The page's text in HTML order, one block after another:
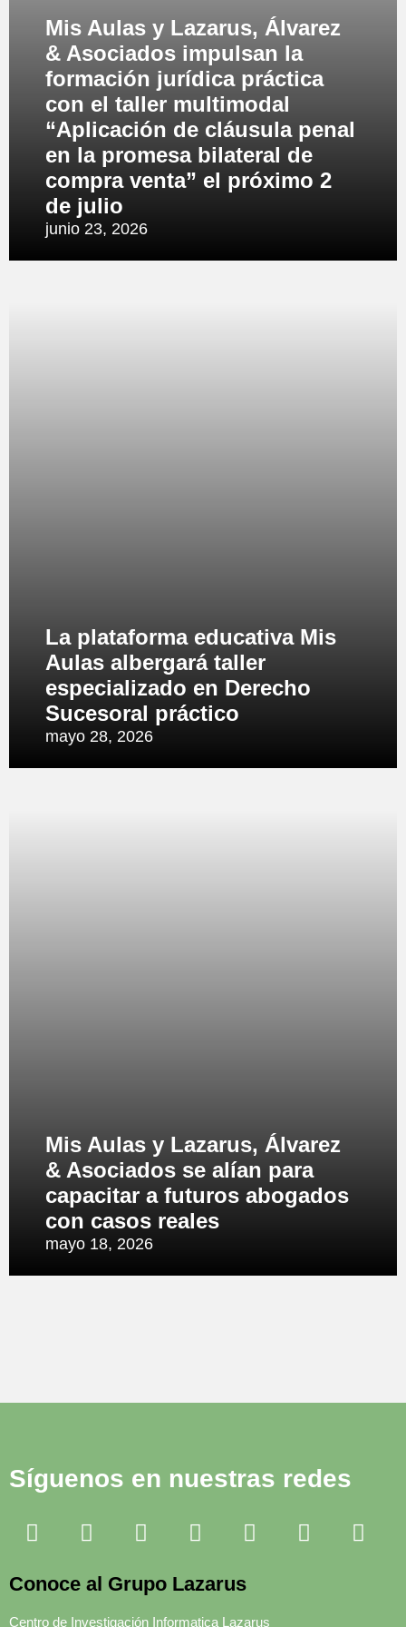
Mis Aulas y Lazarus, Álvarez
& Asociados impulsan la
formación jurídica práctica
con el taller multimodal
“Aplicación de cláusula penal
en la promesa bilateral de
compra venta” el próximo 2
de julio
junio 23, 2026
La plataforma educativa Mis
Aulas albergará taller
especializado en Derecho
Sucesoral práctico
mayo 28, 2026
Mis Aulas y Lazarus, Álvarez
& Asociados se alían para
capacitar a futuros abogados
con casos reales
mayo 18, 2026
Síguenos en nuestras redes
Conoce al Grupo Lazarus
Centro de Investigación Informatica Lazarus